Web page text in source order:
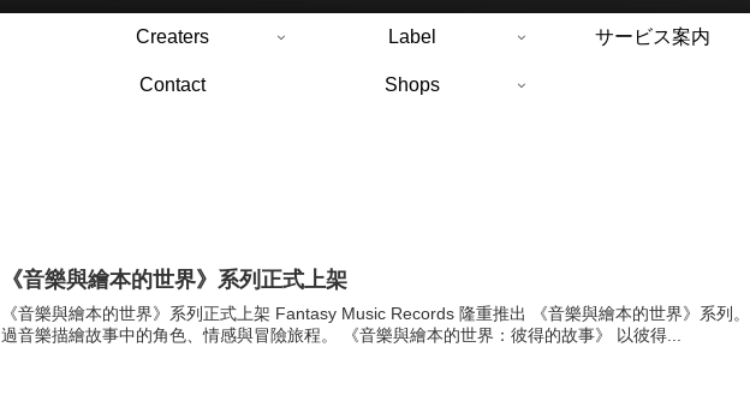
Creaters Label サービス案内
Contact Shops
《音樂與繪本的世界》系列正式上架
《音樂與繪本的世界》系列正式上架 Fantasy Music Records 隆重推出 《音樂與繪本的世界》系列
過音樂描繪故事中的角色、情感與冒險旅程。 《音樂與繪本的世界：彼得的故事》 以彼得...